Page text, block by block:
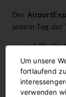
Der
jedem Tag der
4.30 Uhr
zum
5.00 Uhr
Um unsere
fortlaufend
verwenden